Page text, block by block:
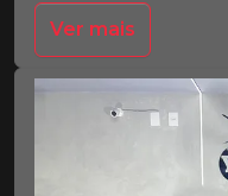
Ver mais